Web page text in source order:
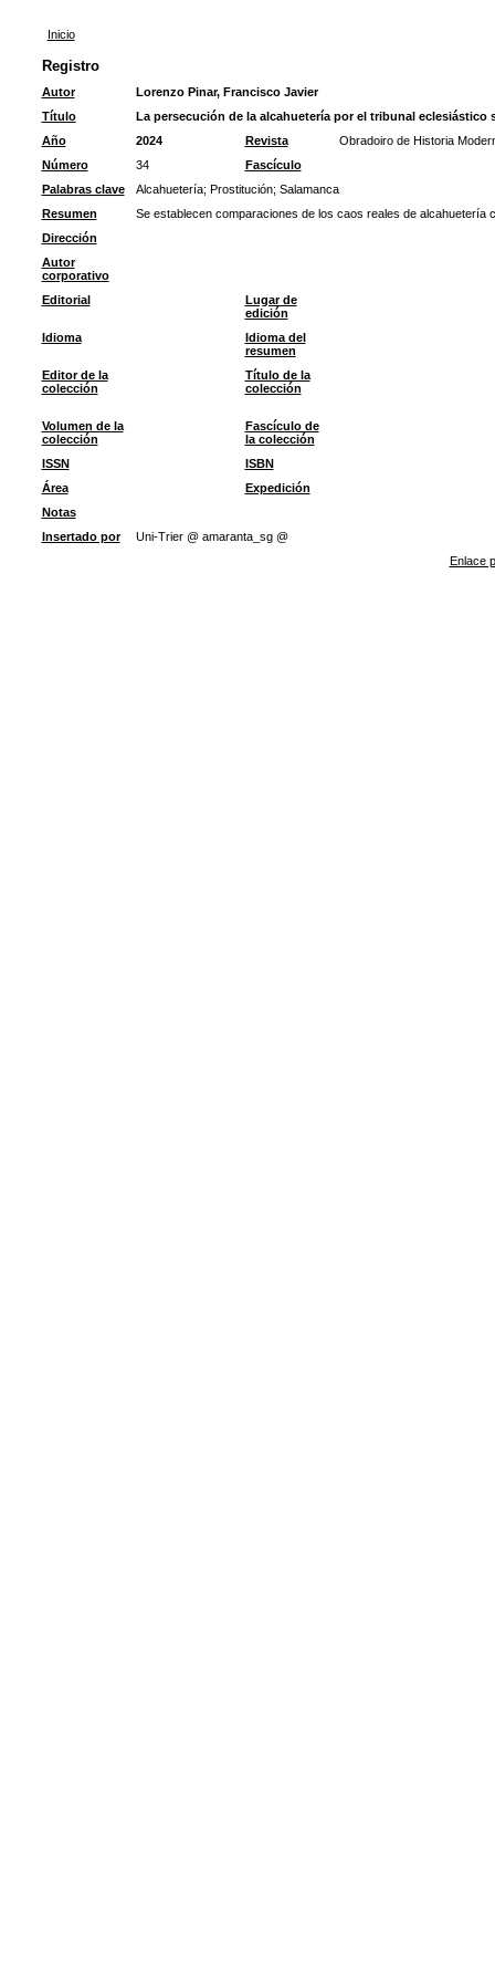
Inicio
Registro
Autor
Lorenzo Pinar, Francisco Javier
Título
La persecución de la alcahuetería por el tribunal eclesiástico
Año
2024 Revista
Obradoiro de Historia
Número
34
Fascículo
Palabras clave
Alcahuetería; Prostitución; Salamanca
Resumen
Se establecen comparaciones de los caos reales de alcahuetería
Dirección
Autor
corporativo
Editorial
Lugar de
edición
Idioma
Idioma del
resumen
Editor de la
colección
Título de la
colección
Volumen de la
colección
Fascículo de
la colección
ISSN
ISBN
Área
Expedición
Notas
Insertado por
Uni-Trier @ amaranta_sg @
Enlace